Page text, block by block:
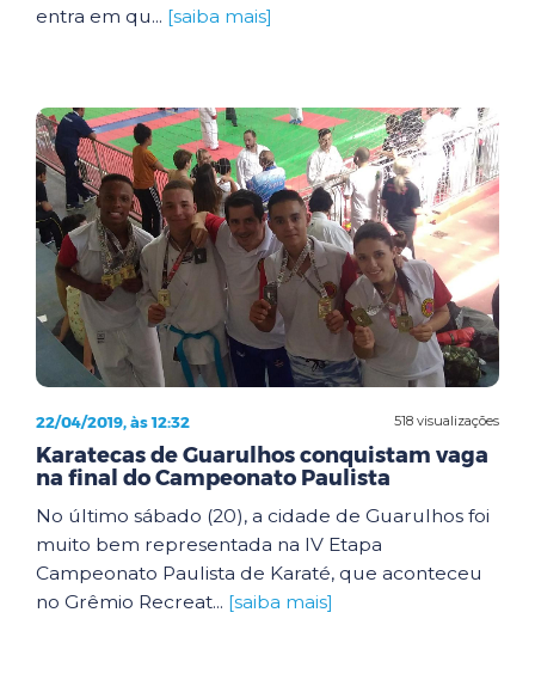
entra em qu... [saiba mais]
518 visualizações
22/04/2019, às 12:32
Karatecas de Guarulhos conquistam vaga
na final do Campeonato Paulista
No último sábado (20), a cidade de Guarulhos foi
muito bem representada na IV Etapa
Campeonato Paulista de Karaté, que aconteceu
no Grêmio Recreat... [saiba mais]